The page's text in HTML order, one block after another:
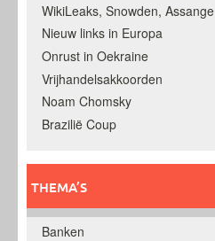
WikiLeaks, Snowden, Assange
Nieuw links in Europa
Onrust in Oekraine
Vrijhandelsakkoorden
Noam Chomsky
Brazilië Coup
THEMA’S
Banken